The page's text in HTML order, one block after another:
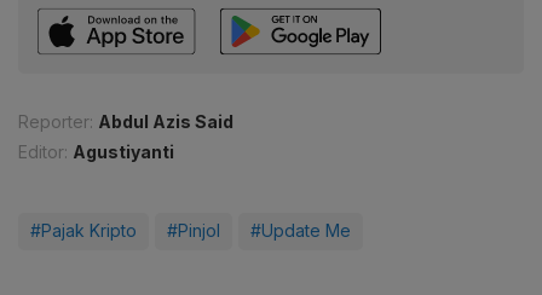
Reporter: Abdul Azis Said
Editor: Agustiyanti
#Pajak Kripto #Pinjol #Update Me